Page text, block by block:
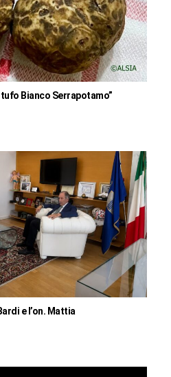
Bianco Serrapotamo”
e l’on. Mattia